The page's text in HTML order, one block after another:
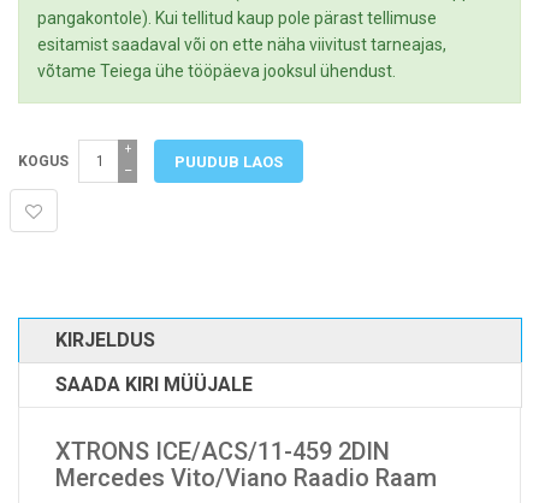
pangakontole). Kui tellitud kaup pole pärast tellimuse
esitamist saadaval või on ette näha viivitust tarneajas,
võtame Teiega ühe tööpäeva jooksul ühendust.
KOGUS −
+
KIRJELDUS
SAADA KIRI MÜÜJALE
XTRONS ICE/ACS/11-459 2DIN
Mercedes Vito/Viano Raadio Raam